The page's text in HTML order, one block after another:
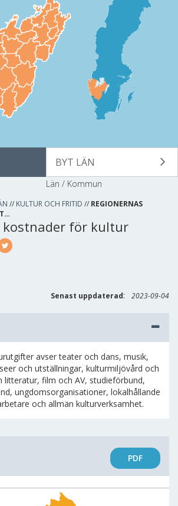
BYT LÄN
Län / Kommun
// KULTUR OCH FRITID // REGIONERNAS
kostnader för kultur
Senast uppdaterad: 2023-09-04
avser teater och dans, musik,
och utställningar, kulturmiljövård och
litteratur, film och AV, studieförbund,
ungdomsorganisationer, lokalhållande
och allmän kulturverksamhet.
PDF